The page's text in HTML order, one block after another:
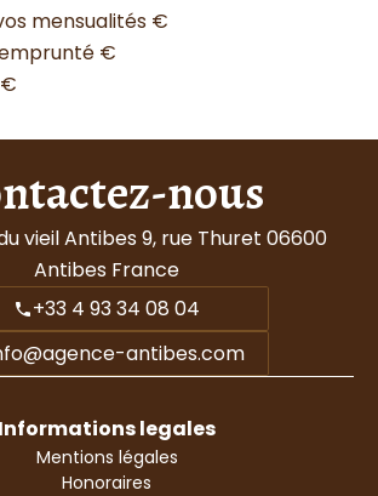
mensualités €
€
€
nous
vieil Antibes 9, rue Thuret 06600
Antibes France
+33 4 93 34 08 04
antibes.com
Informations legales
Mentions légales
Honoraires